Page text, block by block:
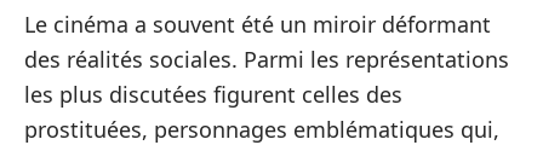
Le cinéma a souvent été un miroir déformant
des réalités sociales. Parmi les représentations
les plus discutées figurent celles des
prostituées, personnages emblématiques qui,